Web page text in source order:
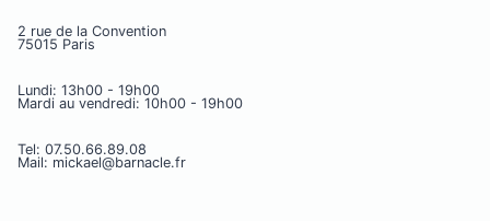
2 rue de la Convention
75015 Paris
Lundi: 13h00 - 19h00
Mardi au vendredi: 10h00 - 19h00
Tel: 07.50.66.89.08
Mail: mickael@barnacle.fr